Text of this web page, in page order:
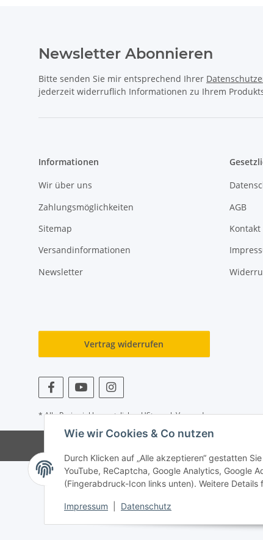
Wie wir Cookies & Co nutzen
Durch Klicken auf „Alle akzeptieren“ gestatten
YouTube, ReCaptcha, Google Analytics, Google
(Fingerabdruck-Icon links unten). Weitere Details
Impressum Datenschutz
Newsletter Abonnieren
Bitte senden Sie mir entsprechend Ihrer
jederzeit widerruflich Informationen zu Ihrem
Informationen
Wir über uns
Zahlungsmöglichkeiten
Sitemap
Versandinformationen
Newsletter
AGB
Kontakt
Vertrag widerrufen
* Alle Preise inkl. gesetzlicher USt., zzgl.Versand